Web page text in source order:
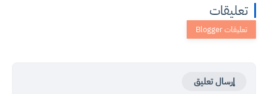
تعليقات
إرسال تعليق